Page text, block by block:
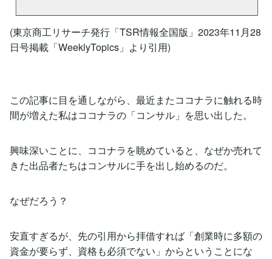
(東京商工リサーチ発行「TSR情報全国版」2023年11月28
日号掲載「WeeklyTopics」より引用)
この記事に目を通しながら、最近またココナラに触れる時
間が増えた私はココナラの「コンサル」を思い出した。
興味深いことに、ココナラを眺めていると、なぜか売れて
きた出品者たちはコンサルに手を出し始めるのだ。
なぜだろう？
安直すぎるが、先の引用から拝借すれば「創業時に多額の
資金が要らず、資格も必須でない」からということにな